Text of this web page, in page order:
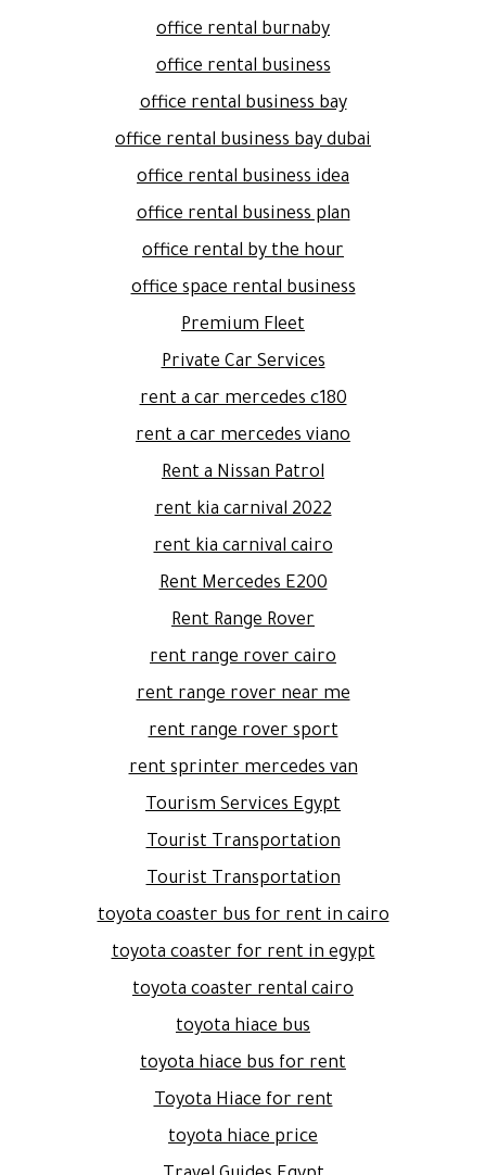
office rental burnaby
office rental business
office rental business bay
office rental business bay dubai
office rental business idea
office rental business plan
office rental by the hour
office space rental business
Premium Fleet
Private Car Services
rent a car mercedes c180
rent a car mercedes viano
Rent a Nissan Patrol
rent kia carnival 2022
rent kia carnival cairo
Rent Mercedes E200
Rent Range Rover
rent range rover cairo
rent range rover near me
rent range rover sport
rent sprinter mercedes van
Tourism Services Egypt
Tourist Transportation
Tourist Transportation
toyota coaster bus for rent in cairo
toyota coaster for rent in egypt
toyota coaster rental cairo
toyota hiace bus
toyota hiace bus for rent
Toyota Hiace for rent
toyota hiace price